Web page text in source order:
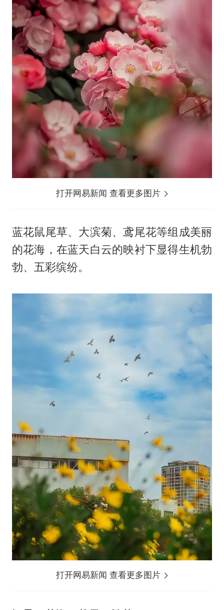
打开网易新闻 查看更多图片
蓝花鼠尾草、大滨菊、鸢尾花等组成美丽
的花海，在蓝天白云的映衬下显得生机勃
勃、五彩缤纷。
打开网易新闻 查看更多图片